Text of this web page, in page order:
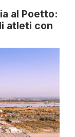
al Poetto:
atleti con